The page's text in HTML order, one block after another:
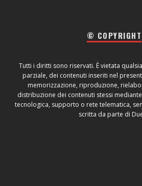
© COPYRIGHT
Tutti i diritti sono riservati. È vietata
parziale, dei contenuti inseriti nel
memorizzazione, riproduzione,
distribuzione dei contenuti stessi
tecnologica, supporto o rete telematica,
scritta da parte di